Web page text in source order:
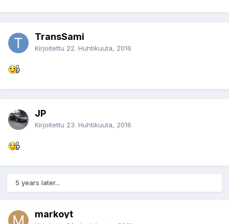
TransSami
Kirjoitettu 22. Huhtikuuta, 2016
JP
Kirjoitettu 23. Huhtikuuta, 2016
5 years later...
markoyt